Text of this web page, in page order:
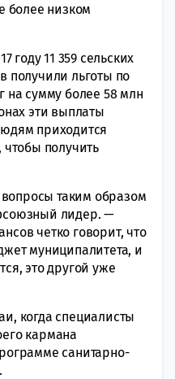
более низком
году 11 359 сельских
получили льготы по
на сумму более 58 млн
эти выплаты
приходится
чтобы получить
таким образом
лидер. —
четко говорит, что
муниципалитета, и
это другой уже
когда специалисты
кармана
санитарно-